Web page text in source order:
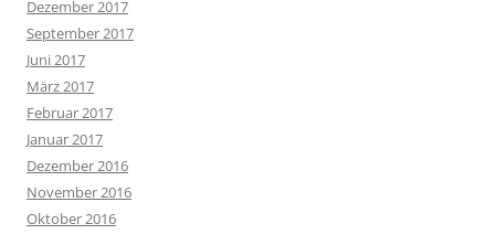
Dezember 2017
September 2017
Juni 2017
März 2017
Februar 2017
Januar 2017
Dezember 2016
November 2016
Oktober 2016